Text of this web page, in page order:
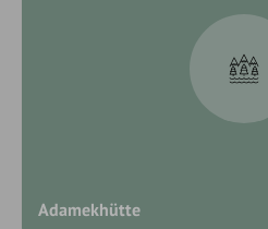
Adamekhütte